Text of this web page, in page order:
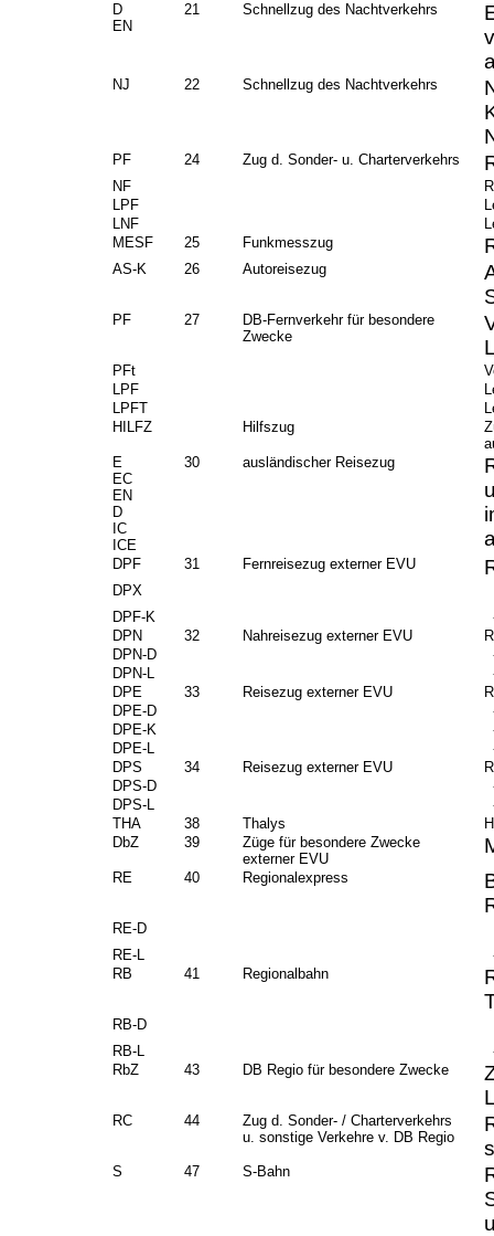
D
EN
21 Schnellzug des Nachtverkehrs
NJ 22 Schnellzug des Nachtverkehrs
PF 24 Zug d. Sonder- u. Charterverkehrs
NF
LPF
LNF
MESF
25 Funkmesszug
AS-K 26 Autoreisezug
PF 27
DB-Fernverkehr für besondere
Zwecke
PFt
LPF
LPFT
HILFZ
Hilfszug
E
EC
EN
D
IC
ICE
30 ausländischer Reisezug
DPF 31 Fernreisezug externer EVU
DPX
DPF-K
DPN
32 Nahreisezug externer EVU
DPN-D
DPN-L
DPE
33 Reisezug externer EVU
DPE-D
DPE-K
DPE-L
DPS
34 Reisezug externer EVU
DPS-D
DPS-L
THA
38 Thalys
DbZ
39
Züge für besondere Zwecke
externer EVU
RE 40 Regionalexpress
RE-D
RE-L
RB
41 Regionalbahn
RB-D
RB-L
RbZ
43 DB Regio für besondere Zwecke
RC 44
Zug d. Sonder- / Charterverkehrs
u. sonstige Verkehre v. DB Regio
S 47 S-Bahn